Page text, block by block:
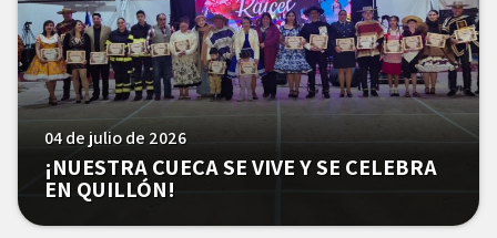
04 de julio de 2026
¡NUESTRA CUECA SE VIVE Y SE CELEBRA
EN QUILLÓN!